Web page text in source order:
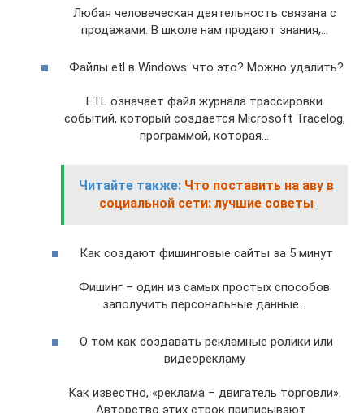
Любая человеческая деятельность связана с
продажами. В школе нам продают знания,…
Файлы etl в Windows: что это? Можно удалить?
ETL означает файл журнала трассировки
событий, который создается Microsoft Tracelog,
программой, которая…
Читайте также: Что поставить на аву в
социальной сети: лучшие советы
Как создают фишинговые сайты за 5 минут
Фишинг – один из самых простых способов
заполучить персональные данные…
О том как создавать рекламные ролики или
видеорекламу
Как известно, «реклама – двигатель торговли».
Авторство этих строк приписывают…